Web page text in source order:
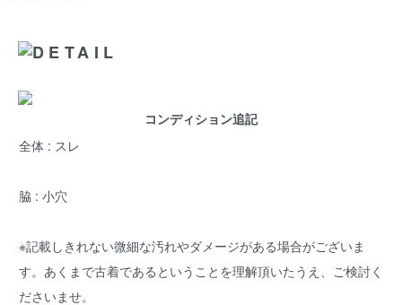
コンディション追記
全体 : スレ
脇 : 小穴
※記載しきれない微細な汚れやダメージがある場合がございま
す。あくまで古着であるということを理解頂いたうえ、ご検討く
ださいませ。